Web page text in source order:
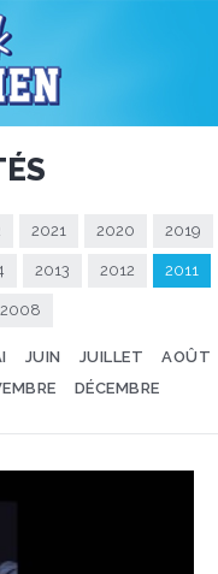
2021 2020 2019
2013 2012 2011
2008
JUIN JUILLET
AOÛT
DÉCEMBRE